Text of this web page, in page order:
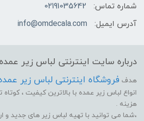
شماره تماس:
02191035642
آدرس ایمیل:
info@omdecala.com
درباره سایت اینترنتی لباس زیر عمده
هدف فروشگاه اینترنتی لباس زیر
انواع لباس زیر عمده با بالاترین کیفیت ،
هزینه .
،شما می توانید با تهیه لباس زیر های جدید و